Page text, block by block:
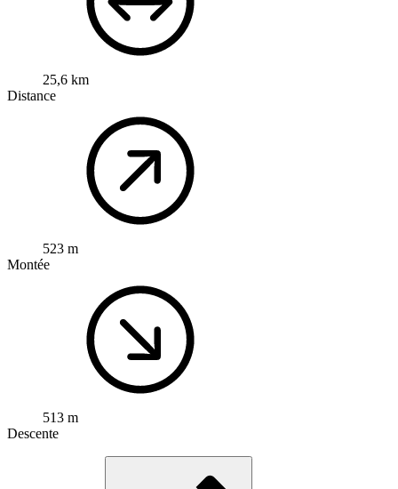
25,6 km
Distance
523 m
Montée
513 m
Descente